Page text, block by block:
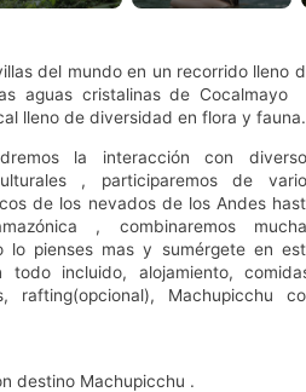
del mundo en un recorrido lleno
aguas cristalinas de Cocalmayo
lleno de diversidad en flora y fauna.
la interacción con
, participaremos de
de los nevados de los Andes
, combinaremos
lo pienses mas y sumérgete en
incluido, alojamiento,
rafting(opcional), Machupicchu
destino Machupicchu .